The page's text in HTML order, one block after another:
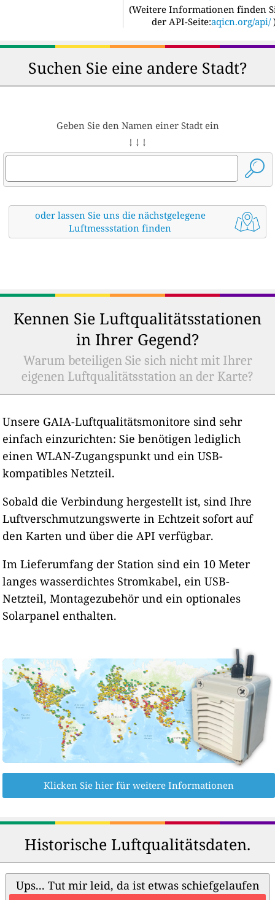
(Weitere Informationen finden
der API-Seite:aqicn.org/api/
Suchen Sie eine andere Stadt?
Geben Sie den Namen einer Stadt ein
↓ ↓ ↓
oder lassen Sie uns die nächstgelegene
Luftmessstation finden
Kennen Sie Luftqualitätsstationen
in Ihrer Gegend?
Warum beteiligen Sie sich nicht mit Ihrer
eigenen Luftqualitätsstation an der Karte?
Unsere GAIA-Luftqualitätsmonitore sind sehr
einfach einzurichten: Sie benötigen lediglich
einen WLAN-Zugangspunkt und ein USB-
kompatibles Netzteil.
Sobald die Verbindung hergestellt ist, sind Ihre
Luftverschmutzungswerte in Echtzeit sofort auf
den Karten und über die API verfügbar.
Im Lieferumfang der Station sind ein 10 Meter
langes wasserdichtes Stromkabel, ein USB-
Netzteil, Montagezubehör und ein optionales
Solarpanel enthalten.
Klicken Sie hier für weitere Informationen
Historische Luftqualitätsdaten.
Ups... Tut mir leid, da ist etwas schiefgelaufen